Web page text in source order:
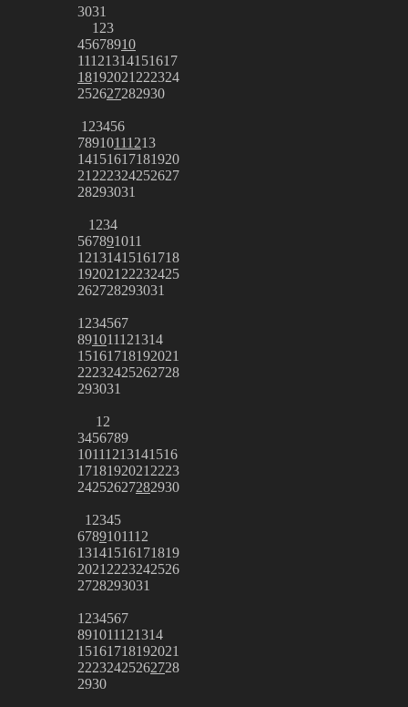
3031
1 23
45678910
11121314151617
18192021 222324
252627282930
1 23456
78910111213
14151617181920
21 222324252627
28293031
1 234
567891011
12131415161718
192021 22232425
262728293031
1 234567
891011121314
15161718192021
22232425262728
293031
1 2
3456789
10111213141516
1718192021 2223
24252627282930
1 2345
6789101112
13141516171819
2021 2223242526
2728293031
1 234567
891011121314
15161718192021
22232425262728
2930